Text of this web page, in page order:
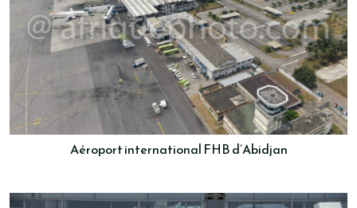
Aéroport international FHB d’Abidjan